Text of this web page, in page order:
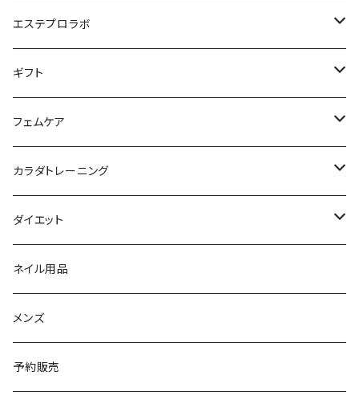
リキッドファンデ
リップ／チーク
アイライナー
日焼け止め
クリーム・乳液
クレンジング／洗顔
パック
ボディ＆ハンドクリーム
セット販売
つるりんちょ
ヘアケア
スタイリング剤
育毛
コーム
MY TREX（マイトレックス）
KINUJO （絹女）
ヤーマン
ダイソン
リュミエリーナ
エレクトロン
ラディアント
コテ／アイロン
エステプロラボ
ファスティング
サプリ・ハーブティー
ギフト
【ギフトチケット】お店で使える
母の日ギフト
【ギフトチケット】オンラインサイトで使える
ギフトセット
フェムケア
洗う（フェミニンウォッシュ）
保湿（オイル・ミルク）
生理・ニオイ・ムレ ケア
インナーケア（乳酸菌・腸内環境サポート・更年期ケア）
カラダトレーニング
リラックスアイテム
ダイエット
サプリ
ドリンク
プロテイン
ネイル用品
メンズ
予約販売